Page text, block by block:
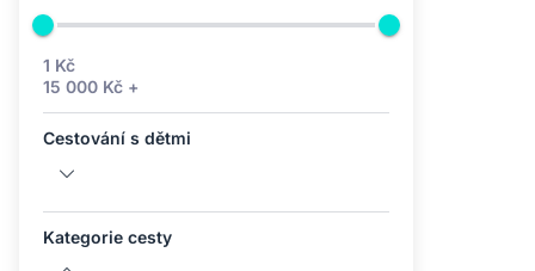
1 Kč
15 000 Kč +
Cestování s dětmi
Kategorie cesty